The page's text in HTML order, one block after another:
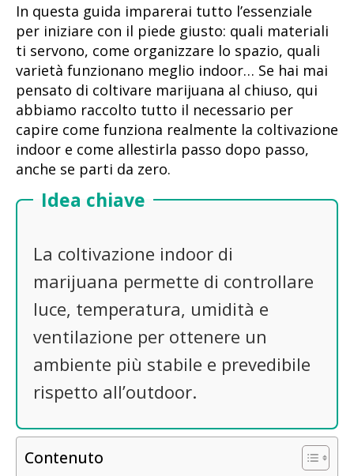
In questa guida imparerai tutto l’essenziale
per iniziare con il piede giusto: quali materiali
ti servono, come organizzare lo spazio, quali
varietà funzionano meglio indoor… Se hai mai
pensato di coltivare marijuana al chiuso, qui
abbiamo raccolto tutto il necessario per
capire come funziona realmente la coltivazione
indoor e come allestirla passo dopo passo,
anche se parti da zero.
Idea chiave
La coltivazione indoor di
marijuana permette di controllare
luce, temperatura, umidità e
ventilazione per ottenere un
ambiente più stabile e prevedibile
rispetto all’outdoor.
Contenuto